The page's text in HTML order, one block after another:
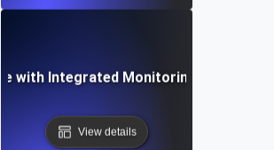
with Integrated Monitoring and
View details